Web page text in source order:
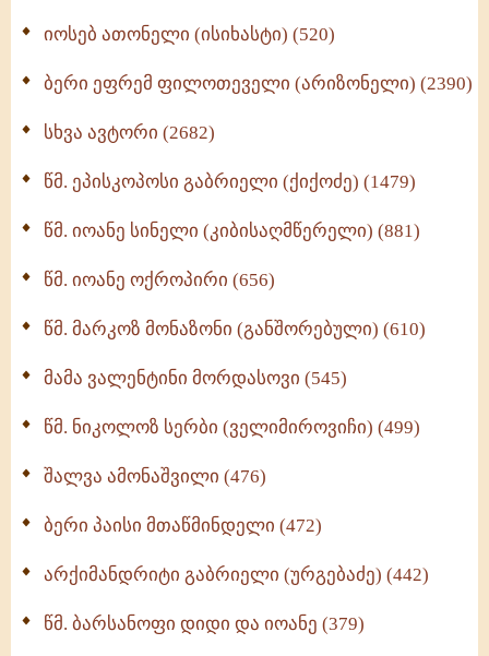
ქადაგებანი გაბრიელ ეპისკოპოსისა - II ტომი
სულიერი ცხოვრების სახელმძღვანელო -
ნაწილი II (369)
იოსებ ათონელი (ისიხასტი) (520)
ბერი ეფრემ ფილოთეველი (არიზონელი) (2390)
სხვა ავტორი (2682)
წმ. ეპისკოპოსი გაბრიელი (ქიქოძე) (1479)
წმ. იოანე სინელი (კიბისაღმწერელი) (881)
წმ. იოანე ოქროპირი (656)
წმ. მარკოზ მონაზონი (განშორებული) (610)
მამა ვალენტინი მორდასოვი (545)
წმ. ნიკოლოზ სერბი (ველიმიროვიჩი) (499)
შალვა ამონაშვილი (476)
ბერი პაისი მთაწმინდელი (472)
არქიმანდრიტი გაბრიელი (ურგებაძე) (442)
წმ. ბარსანოფი დიდი და იოანე (379)